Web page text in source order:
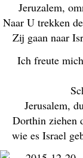
Jeruzalem,
Naar U trekken
Zij gaan naar
Ich freute
Jerusalem,
Dorthin ziehen
wie es Israel